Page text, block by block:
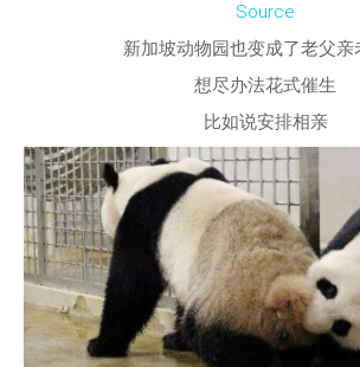
Source
新加坡动物园也变成了老父亲
想尽办法花式催生
比如说安排相亲